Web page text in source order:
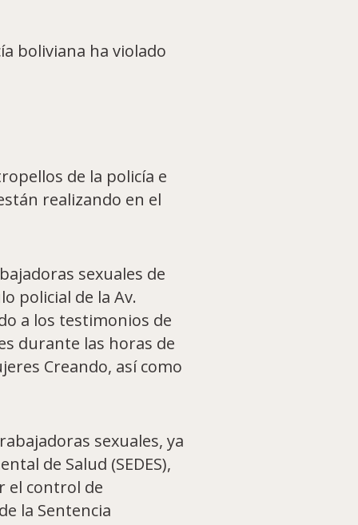
boliviana ha violado
de la policía e
realizando en el
sexuales de
policial de la Av.
a los testimonios de
durante las horas de
Creando, así como
sexuales, ya
de Salud (SEDES),
el control de
la Sentencia